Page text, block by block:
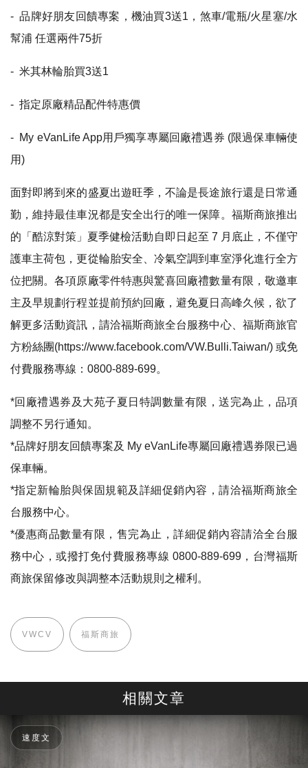
- 品牌好朋友回饋專案，機油買3送1，煞車/電瓶/火星塞/水
幫浦 任選兩件75折
- 米其林輪胎買3送1
- 指定原廠精品配件特惠價
- My eVanLife App用戶獨享專屬回廠禮遇券 (限過保車輛使
用)
面對即將到來的盛夏出遊旺季，不論是長途旅行還是日常通
勤，維持最佳車況都是安全出行的唯一保障。福斯商旅推出
的「酷涼對策」夏季健檢活動自即日起至 7 月底止，不僅守
護車主荷包，更從輪胎安全、冷氣空調到車室淨化進行全方
位把關。各項原廠零件特惠與驚喜回廠禮數量有限，敬邀車
主及早規劃行程並提前預約回廠，避免夏日高峰久候，欲了
解更多活動資訊，請洽福斯商旅全台服務中心、福斯商旅官
方粉絲團(https://www.facebook.com/VW.Bulli.Taiwan/) 或免
付費服務專線：0800-889-699。
*回廠禮遇券及大苑子夏日特調數量有限，送完為止，品項
調整不另行通知。
*品牌好朋友回饋專案及 My eVanLife專屬回廠禮遇券限已過
保車輛。
*指定新輪胎與保固規範及詳細促銷內容，請洽福斯商旅全
台服務中心。
*優惠商品數量有限，售完為止，詳細促銷內容請洽全台服
務中心，或撥打免付費服務專線 0800-889-699，台灣福斯
商旅保留修改與調整本活動規則之權利。
VWCV 福斯商旅
相關文章
速度文